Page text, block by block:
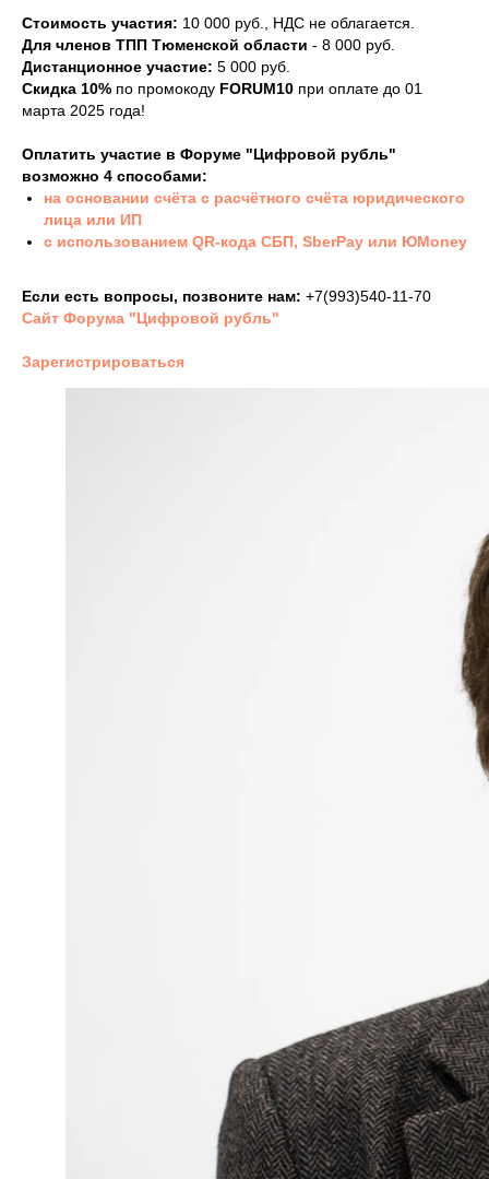
Стоимость участия: 10 000 руб., НДС не облагается.
Для членов ТПП Тюменской области - 8 000 руб.
Дистанционное участие: 5 000 руб.
Скидка 10% по промокоду FORUM10 при оплате до 01
марта 2025 года!
Оплатить участие в Форуме "Цифровой рубль"
возможно 4 способами:
на основании счёта с расчётного счёта юридического
лица или ИП
с использованием QR-кода СБП, SberPay или ЮMoney
Если есть вопросы, позвоните нам: +7(993)540-11-70
Сайт Форума "Цифровой рубль"
Зарегистрироваться